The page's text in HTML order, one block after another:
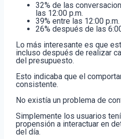
32% de las
las 12:00 p.m.
39% entre las 12:00
26% después de las
Lo más interesante es que
incluso después de realizar
del presupuesto.
Esto indicaba que el
consistente.
No existía un problema de
Simplemente los usuarios
propensión a interactuar en
del día.